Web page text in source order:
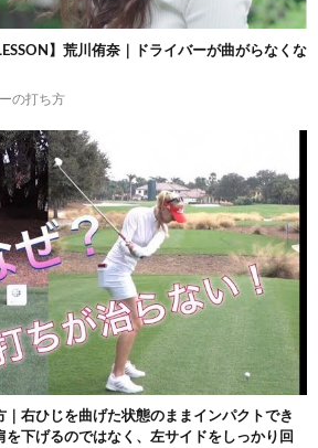
】荒川侑奈｜ドライバーが曲がらなくな
の打ち方
｜右ひじを曲げた状態のままインパクトでき
を下げるのではなく、左サイドをしっかり回